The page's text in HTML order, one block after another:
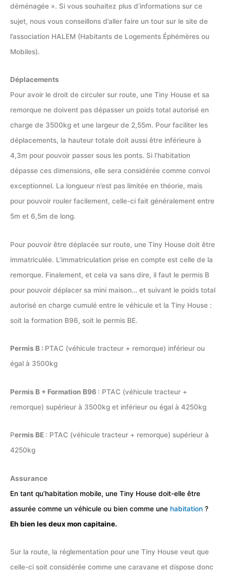
déménagée ». Si vous souhaitez plus d’informations sur ce
sujet, nous vous conseillons d’aller faire un tour sur le site de
l’association HALEM (Habitants de Logements Éphémères ou
Mobiles).
Déplacements
Pour avoir le droit de circuler sur route, une Tiny House et sa
remorque ne doivent pas dépasser un poids total autorisé en
charge de 3500kg et une largeur de 2,55m. Pour faciliter les
déplacements, la hauteur totale doit aussi être inférieure à
4,3m pour pouvoir passer sous les ponts. Si l’habitation
dépasse ces dimensions, elle sera considérée comme convoi
exceptionnel. La longueur n’est pas limitée en théorie, mais
pour pouvoir rouler facilement, celle-ci fait généralement entre
5m et 6,5m de long.
Pour pouvoir être déplacée sur route, une Tiny House doit être
immatriculée. L’immatriculation prise en compte est celle de la
remorque. Finalement, et cela va sans dire, il faut le permis B
pour pouvoir déplacer sa mini maison… et suivant le poids total
autorisé en charge cumulé entre le véhicule et la Tiny House :
soit la formation B96, soit le permis BE.
Permis B : PTAC (véhicule tracteur + remorque) inférieur ou
égal à 3500kg
Permis B + Formation B96 : PTAC (véhicule tracteur +
remorque) supérieur à 3500kg et inférieur ou égal à 4250kg
Permis BE : PTAC (véhicule tracteur + remorque) supérieur à
4250kg
Assurance
En tant qu’habitation mobile, une Tiny House doit-elle être
assurée comme un véhicule ou bien comme une habitation ?
Eh bien les deux mon capitaine.
Sur la route, la réglementation pour une Tiny House veut que
celle-ci soit considérée comme une caravane et dispose donc